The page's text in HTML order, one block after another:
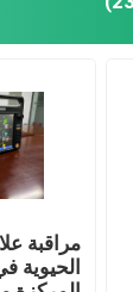
مراقبة
الحيوية